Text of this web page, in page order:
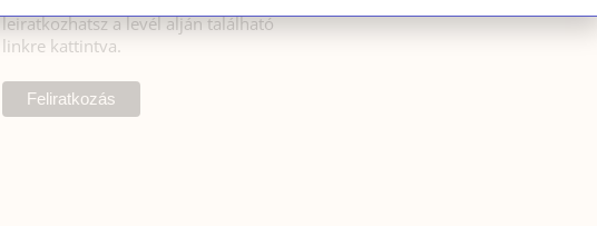
leiratkozhatsz a levél alján található
linkre kattintva.